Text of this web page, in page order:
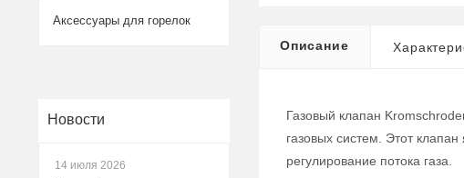
Описание
Газовый клапан
газовых систем. Этот
регулирование потока газа.
Аксессуары для горелок
Новости
14 июля 2026